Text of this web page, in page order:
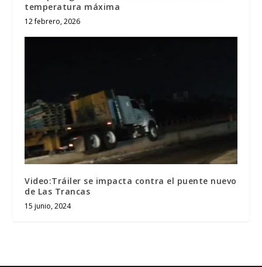
temperatura máxima
12 febrero, 2026
Video:Tráiler se impacta contra el puente nuevo
de Las Trancas
15 junio, 2024